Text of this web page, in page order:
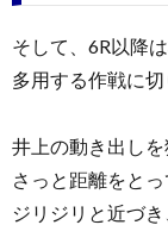
そして、6R以降
多用する作戦に切
井上の動き出しを
さっと距離をと
ジリジリと近づ